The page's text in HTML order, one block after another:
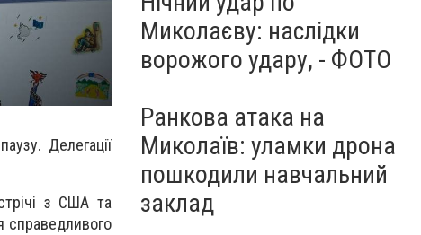
Делегації
з США та
справедливого
Миколаєву: наслідки
ворожого удару, - ФОТО
Ранкова атака на
Миколаїв: уламки дрона
пошкодили навчальний
заклад